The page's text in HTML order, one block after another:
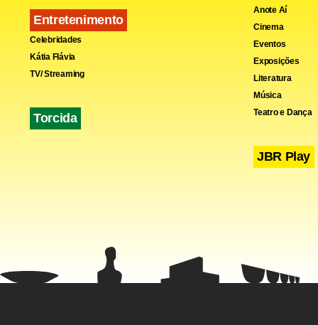
Entretenimento
Celebridades
Kátia Flávia
TV/ Streaming
Torcida
Anote Aí
Cinema
Eventos
Exposições
Literatura
Música
Teatro e Dança
JBR Play